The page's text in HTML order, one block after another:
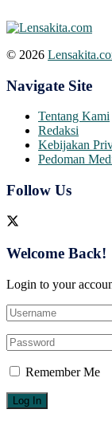
© 2026
Navigate Site
Tentang Kami
Redaksi
Kebijakan
Pedoman
Follow Us
Welcome Back!
Login to your
Remember Me